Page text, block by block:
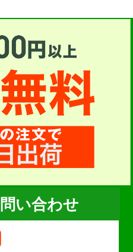
カートへ進む
い合わせ